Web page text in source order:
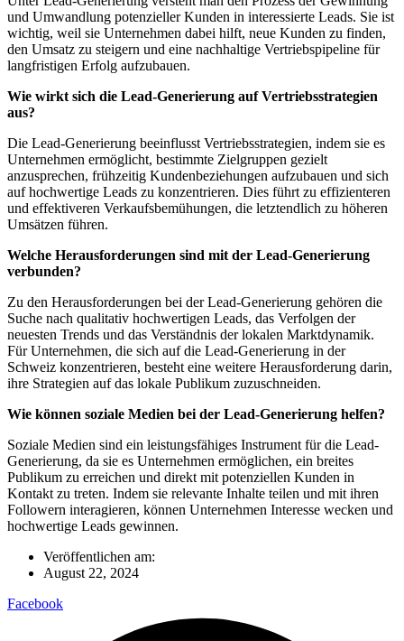
und Umwandlung potenzieller Kunden in interessierte Leads. Sie ist
wichtig, weil sie Unternehmen dabei hilft, neue Kunden zu finden,
den Umsatz zu steigern und eine nachhaltige Vertriebspipeline für
langfristigen Erfolg aufzubauen.
Wie wirkt sich die Lead-Generierung auf Vertriebsstrategien
aus?
Die Lead-Generierung beeinflusst Vertriebsstrategien, indem sie es
Unternehmen ermöglicht, bestimmte Zielgruppen gezielt
anzusprechen, frühzeitig Kundenbeziehungen aufzubauen und sich
auf hochwertige Leads zu konzentrieren. Dies führt zu effizienteren
und effektiveren Verkaufsbemühungen, die letztendlich zu höheren
Umsätzen führen.
Welche Herausforderungen sind mit der Lead-Generierung
verbunden?
Zu den Herausforderungen bei der Lead-Generierung gehören die
Suche nach qualitativ hochwertigen Leads, das Verfolgen der
neuesten Trends und das Verständnis der lokalen Marktdynamik.
Für Unternehmen, die sich auf die Lead-Generierung in der
Schweiz konzentrieren, besteht eine weitere Herausforderung darin,
ihre Strategien auf das lokale Publikum zuzuschneiden.
Wie können soziale Medien bei der Lead-Generierung helfen?
Soziale Medien sind ein leistungsfähiges Instrument für die Lead-
Generierung, da sie es Unternehmen ermöglichen, ein breites
Publikum zu erreichen und direkt mit potenziellen Kunden in
Kontakt zu treten. Indem sie relevante Inhalte teilen und mit ihren
Followern interagieren, können Unternehmen Interesse wecken und
hochwertige Leads gewinnen.
Veröffentlichen am:
August 22, 2024
Facebook